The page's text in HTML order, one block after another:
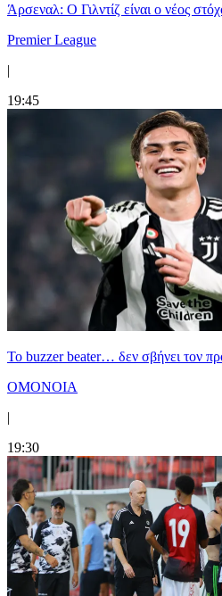
Άρσεναλ: Ο Γιλντίζ είναι ο νέος
Premier League
|
19:45
Το buzzer beater… δεν σβήνει τoν
ΟΜΟΝΟΙΑ
|
19:30